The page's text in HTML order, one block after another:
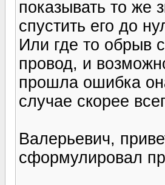
показывать то же
спустить его до
Или где то обрыв
провод, и
прошла ошибка
случае скорее
Валерьевич,
сформулировал